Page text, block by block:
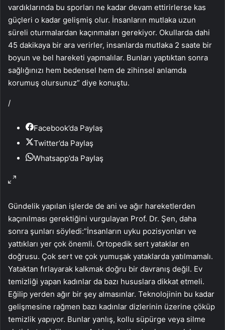
vardıklarında bu sporları ne kadar devam ettirirlerse kas
güçleri o kadar gelişmiş olur. İnsanların mutlaka uzun
süreli oturmalardan kaçınmaları gerekiyor. Okullarda dahi
45 dakikaya bir ara verirler, insanlarda mutlaka 2 saate bir
boyun ve bel hareketi yapmalılar. Bunları yaptıktan sonra
sağlığınızı hem bedensel hem de zihinsel anlamda
korumuş olursunuz” diye konuştu.
/
Facebook’da Paylaş
Twitter’da Paylaş
Whatsapp’da Paylaş
Gündelik yapılan işlerde de ani ve ağır hareketlerden
kaçınılması gerektiğini vurgulayan Prof. Dr. Şen, daha
sonra şunları söyledi:”İnsanların uyku pozisyonları ve
yattıkları yer çok önemli. Ortopedik sert yataklar en
doğrusu. Çok sert ve çok yumuşak yataklarda yatılmamalı.
Yataktan fırlayarak kalkmak doğru bir davranış değil. Ev
temizliği yapan kadınlar da bazı hususlara dikkat etmeli.
Eğilip yerden ağır bir şey almasınlar. Teknolojinin bu kadar
gelişmesine rağmen bazı kadınlar dizlerinin üzerine çöküp
temizlik yapıyor. Bunlar yanlış, kollu süpürge veya silme